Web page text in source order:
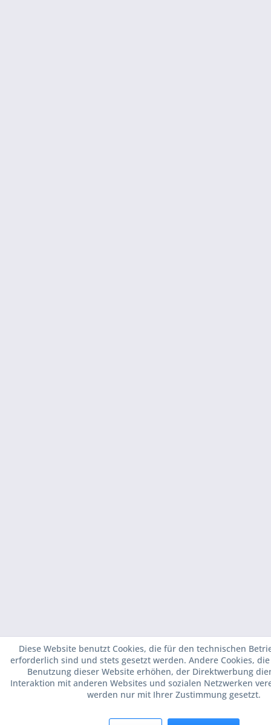
Diese Website benutzt Cookies, die für den technischen
erforderlich sind und stets gesetzt werden. Andere Cookies,
Benutzung dieser Website erhöhen, der Direktwerbung
Interaktion mit anderen Websites und sozialen Netzwerken
werden nur mit Ihrer Zustimmung gesetzt.